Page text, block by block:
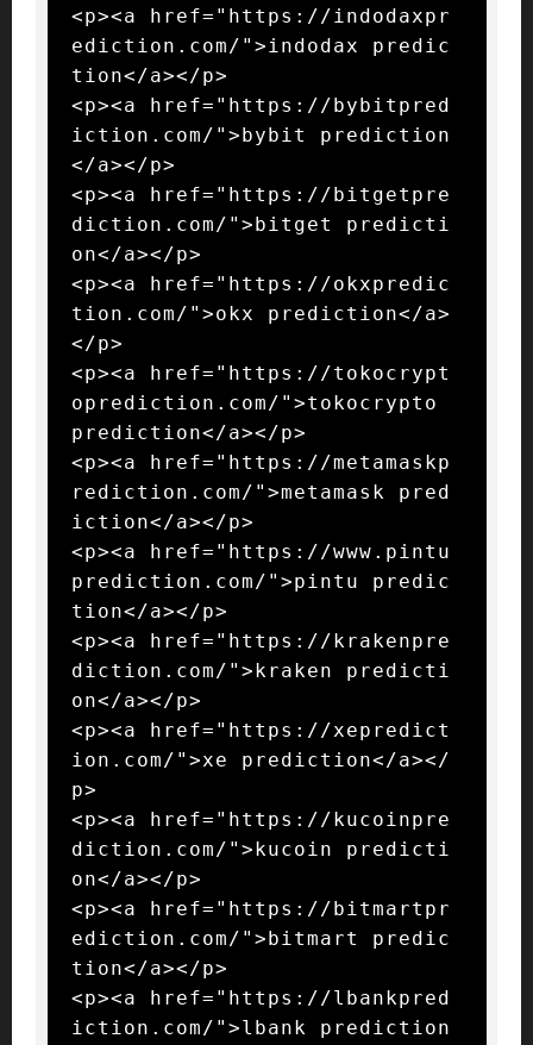
<p><a href="https://indodaxpr
ediction.com/">indodax predic
tion</a></p>
<p><a href="https://bybitpred
iction.com/">bybit prediction
</a></p>
<p><a href="https://bitgetpre
diction.com/">bitget predicti
on</a></p>
<p><a href="https://okxpredic
tion.com/">okx prediction</a>
</p>
<p><a href="https://tokocrypt
oprediction.com/">tokocrypto
prediction</a></p>
<p><a href="https://metamaskp
rediction.com/">metamask pred
iction</a></p>
<p><a href="https://www.pintu
prediction.com/">pintu predic
tion</a></p>
<p><a href="https://krakenpre
diction.com/">kraken predicti
on</a></p>
<p><a href="https://xepredict
ion.com/">xe prediction</a></
p>
<p><a href="https://kucoinpre
diction.com/">kucoin predicti
on</a></p>
<p><a href="https://bitmartpr
ediction.com/">bitmart predic
tion</a></p>
<p><a href="https://lbankpred
iction.com/">lbank prediction